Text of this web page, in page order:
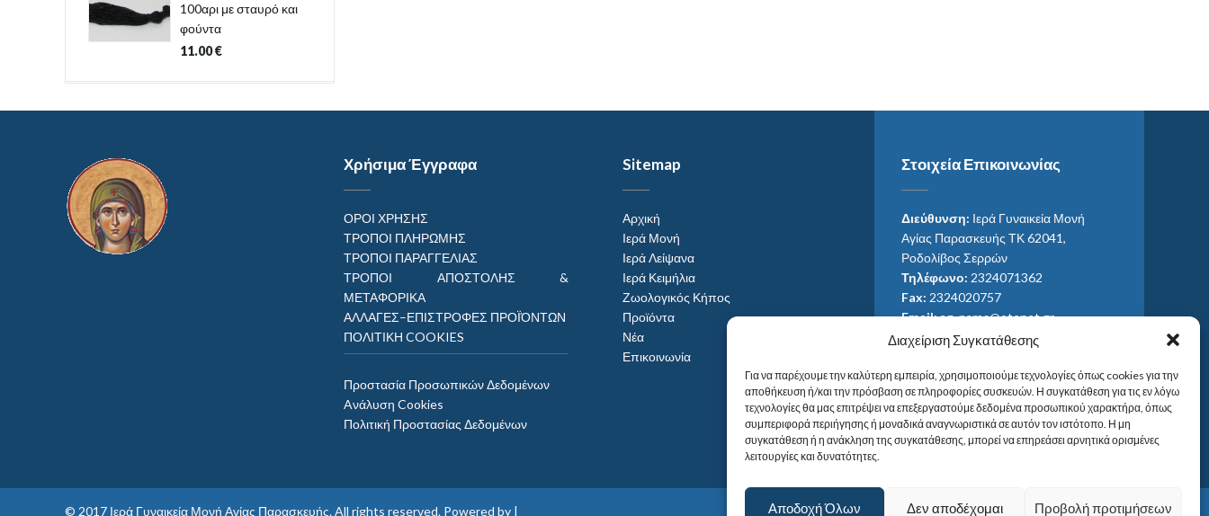
Διαχείριση Συγκατάθεσης
Για να παρέχουμε την καλύτερη εμπειρία, χρησιμοποιούμε τεχνολογίες όπως cookies για την
αποθήκευση ή/και την πρόσβαση σε πληροφορίες συσκευών. Η συγκατάθεση για τις εν λόγω
τεχνολογίες θα μας επιτρέψει να επεξεργαστούμε δεδομένα προσωπικού χαρακτήρα, όπως
συμπεριφορά περιήγησης ή μοναδικά αναγνωριστικά σε αυτόν τον ιστότοπο. Η μη
συγκατάθεση ή η ανάκληση της συγκατάθεσης, μπορεί να επηρεάσει αρνητικά ορισμένες
λειτουργίες και δυνατότητες.
Αποδοχή Όλων Δεν αποδέχομαι Προβολή προτιμήσεων
100αρι με σταυρό και
φούντα
11.00€
Χρήσιμα Έγγραφα
ΟΡΟΙ ΧΡΗΣΗΣ
ΤΡΟΠΟΙ ΠΛΗΡΩΜΗΣ
ΤΡΟΠΟΙ ΠΑΡΑΓΓΕΛΙΑΣ
ΤΡΟΠΟΙ ΑΠΟΣΤΟΛΗΣ &
ΜΕΤΑΦΟΡΙΚΑ
ΑΛΛΑΓΕΣ–ΕΠΙΣΤΡΟΦΕΣ ΠΡΟΪΌΝΤΩΝ
ΠΟΛΙΤΙΚΗ COOKIES
Προστασία Προσωπικών Δεδομένων
Aνάλυση Cookies
Πολιτική Προστασίας Δεδομένων
Sitemap
Αρχική
Ιερά Μονή
Ιερά Λείψανα
Ιερά Κειμήλια
Ζωολογικός Κήπος
Προϊόντα
Νέα
Επικοινωνία
Στοιχεία Επικοινωνίας
Διεύθυνση: Ιερά Γυναικεία Μονή
Αγίας Παρασκευής ΤΚ 62041,
Ροδολίβος Σερρών
Τηλέφωνο: 2324071362
Fax: 2324020757
Email:ag_paras@otenet.gr
Email:info@im-agparaskevis.gr
Από ανατολή έως και δύση του ηλίου.
© 2017 Ιερά Γυναικεία Μονή Αγίας Παρασκευής. All rights reserved. Powered by |